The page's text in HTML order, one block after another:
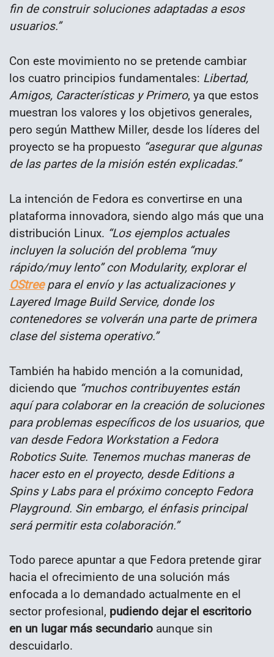
fin de construir soluciones adaptadas a esos
usuarios.”
Con este movimiento no se pretende cambiar
los cuatro principios fundamentales: Libertad,
Amigos, Características y Primero, ya que estos
muestran los valores y los objetivos generales,
pero según Matthew Miller, desde los líderes del
proyecto se ha propuesto “asegurar que algunas
de las partes de la misión estén explicadas.”
La intención de Fedora es convertirse en una
plataforma innovadora, siendo algo más que una
distribución Linux. “Los ejemplos actuales
incluyen la solución del problema “muy
rápido/muy lento” con Modularity, explorar el
OStreepara el envío y las actualizaciones y
Layered Image Build Service, donde los
contenedores se volverán una parte de primera
clase del sistema operativo.”
También ha habido mención a la comunidad,
diciendo que “muchos contribuyentes están
aquí para colaborar en la creación de soluciones
para problemas específicos de los usuarios, que
van desde Fedora Workstation a Fedora
Robotics Suite. Tenemos muchas maneras de
hacer esto en el proyecto, desde Editions a
Spins y Labs para el próximo concepto Fedora
Playground. Sin embargo, el énfasis principal
será permitir esta colaboración.”
Todo parece apuntar a que Fedora pretende girar
hacia el ofrecimiento de una solución más
enfocada a lo demandado actualmente en el
sector profesional, pudiendo dejar el escritorio
en un lugar más secundario aunque sin
descuidarlo.